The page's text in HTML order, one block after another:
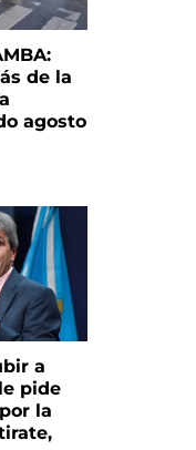
de la
agosto
a
pide
la